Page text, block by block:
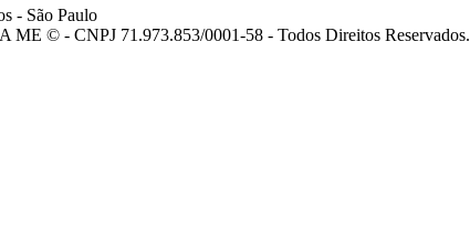
- São Paulo
© - CNPJ 71.973.853/0001-58 - Todos Direitos Reservados.